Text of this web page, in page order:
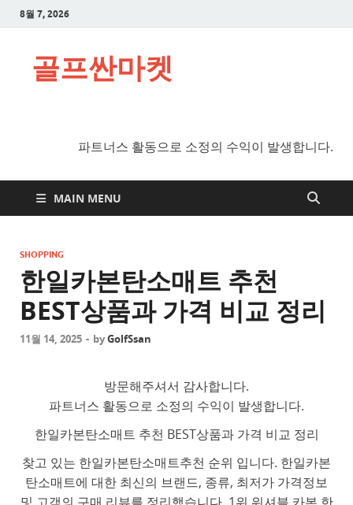
8월 7, 2026
골프싼마켓
파트너스 활동으로 소정의 수익이 발생합니다.
MAIN MENU
SHOPPING
한일카본탄소매트 추천
BEST상품과 가격 비교 정리
11월 14, 2025 - byGolfSsan
방문해주셔서 감사합니다.
파트너스 활동으로 소정의 수익이 발생합니다.
한일카본탄소매트 추천 BEST상품과 가격 비교 정리
찾고 있는 한일카본탄소매트추천 순위 입니다. 한일카본
탄소매트에 대한 최신의 브랜드, 종류, 최저가 가격정보